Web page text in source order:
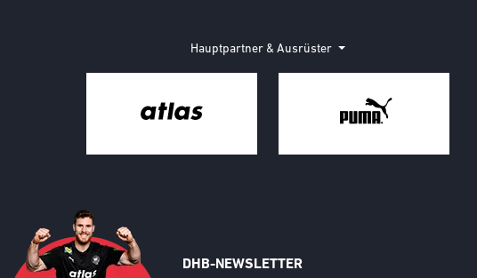
Hauptpartner & Ausrüster
DHB-NEWSLETTER